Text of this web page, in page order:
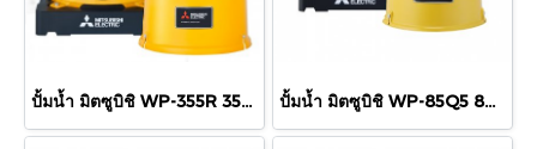
ปั้มน้ำ มิตซูบิชิ WP-355R 350 วัตต์ 1 1/4"x1 ปั้มน้ำ มิตซูบิชิ WP-85Q5 80 วัตต์ 3/4"x3/4"